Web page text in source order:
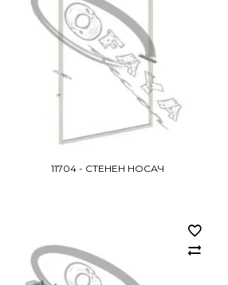
11704 - СТЕНЕН НОСАЧ